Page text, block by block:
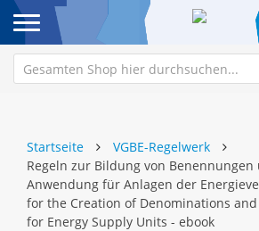
Startseite
VGBE-Regelwerk
Regeln zur Bildung von
Anwendung für Anlagen der
for the Creation of Denominations
for Energy Supply Units - ebook